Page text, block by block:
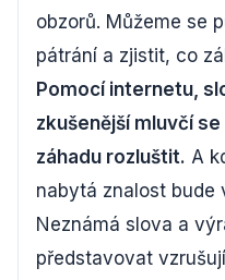
obzorů. Můžeme se
pátrání a zjistit, co
Pomocí internetu,
zkušenější mluvčí
záhadu rozluštit. A
nabytá znalost bude
Neznámá slova a
představovat